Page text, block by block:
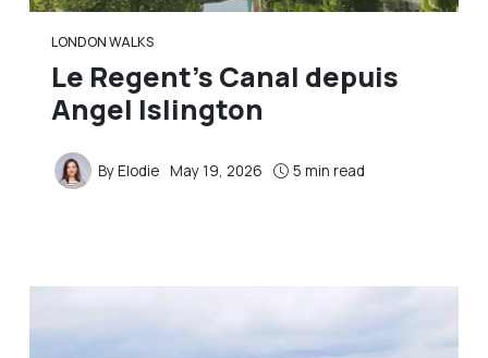
LONDON WALKS
Le Regent’s Canal depuis
Angel Islington
ByElodie May 19, 2026 5 min read